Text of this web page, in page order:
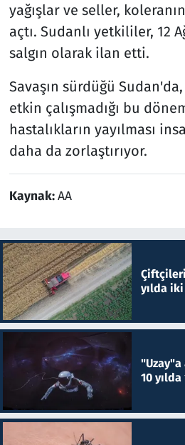
yağışlar ve seller,
açtı. Sudanlı yetkililer, 12
salgın olarak ilan etti.
Savaşın sürdüğü
etkin çalışmadığı bu
hastalıkların yayılması
daha da zorlaştırıyor.
Kaynak:AA
yılda iki
"Uzay"a
10